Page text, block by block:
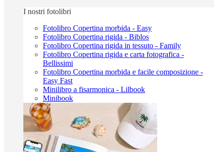
I nostri fotolibri
Fotolibro Copertina morbida - Easy
Fotolibro Copertina rigida - Biblos
Fotolibro Copertina rigida in tessuto - Family
Fotolibro Copertina rigida e carta fotografica -
Bellissimi
Fotolibro Copertina morbida e facile composizione -
Easy Fast
Minilibro a fisarmonica - Lilbook
Minibook